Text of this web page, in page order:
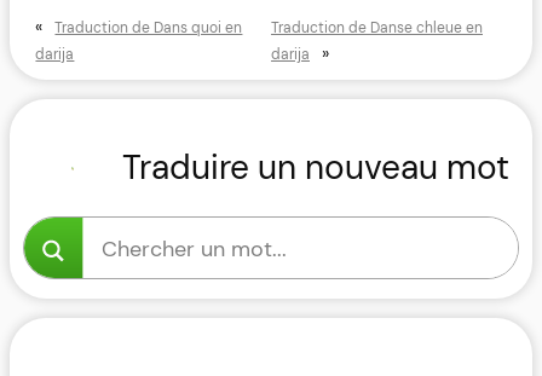
«
Traduction de Dans quoi en
darija
Traduction de Danse chleue en
darija
»
Traduire un nouveau mot